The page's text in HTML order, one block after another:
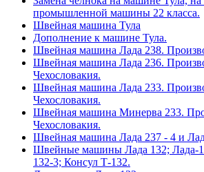
промышленной машины 22 класса.
Швейная машина Тула
Дополнение к машине Тула.
Швейная машина Лада 238.
Швейная машина Лада 236.
Чехословакия.
Швейная машина Лада 233.
Чехословакия.
Швейная машина Минерва 233.
Чехословакия.
Швейная машина Лада 237 - 4 и
Швейные машины Лада 132; Лада-
132-3; Консул Т-132.